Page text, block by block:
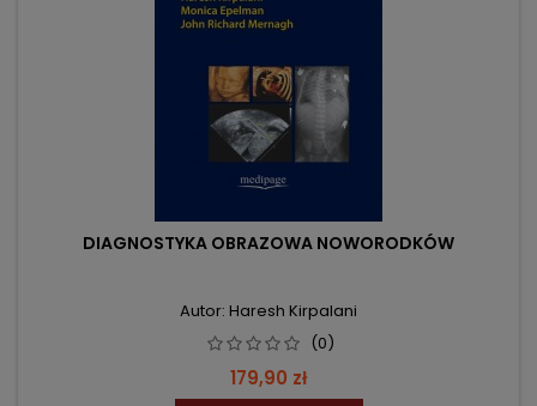
DIAGNOSTYKA OBRAZOWA NOWORODKÓW
Autor: Haresh Kirpalani
(0)
Cena
179,90 zł